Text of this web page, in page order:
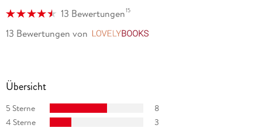
13 Bewertungen15
13 Bewertungen von
Übersicht
5 Sterne
8
4 Sterne
3